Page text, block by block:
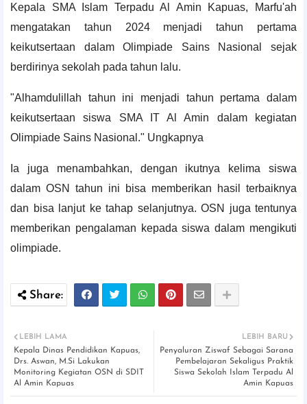
Kepala SMA Islam Terpadu Al Amin Kapuas, Marfu'ah
mengatakan tahun 2024 menjadi tahun pertama
keikutsertaan dalam Olimpiade Sains Nasional sejak
berdirinya sekolah pada tahun lalu.
"Alhamdulillah tahun ini menjadi tahun pertama dalam
keikutsertaan siswa SMA IT Al Amin dalam kegiatan
Olimpiade Sains Nasional." Ungkapnya
Ia juga menambahkan, dengan ikutnya kelima siswa
dalam OSN tahun ini bisa memberikan hasil terbaiknya
dan bisa lanjut ke tahap selanjutnya. OSN juga tentunya
memberikan pengalaman kepada siswa dalam mengikuti
olimpiade.
LEBIH BARU
Penyaluran Ziswaf Sebagai Sarana
Pembelajaran Sekaligus Praktik
Siswa Sekolah Islam Terpadu Al
Amin Kapuas
LEBIH LAMA
Kepala Dinas Pendidikan Kapuas,
Drs. Aswan, M.Si Lakukan
Monitoring Kegiatan OSN di SDIT
Al Amin Kapuas